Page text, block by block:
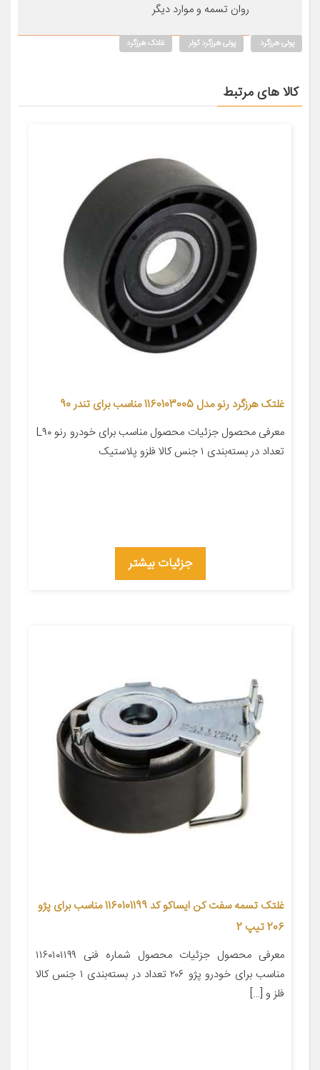
روان تسمه و موارد دیگر
پولی هرزگرد پولی هرزگرد کولر غلتک هرزگرد
کالا های مرتبط
غلتک هرزگرد رنو مدل 1160103005 مناسب برای تندر 90
معرفی محصول جزئیات محصول مناسب برای خودرو رنو L۹۰
تعداد در بسته‌بندی ۱ جنس کالا فلزو پلاستیک
جزئیات بیشتر
غلتک تسمه سفت کن ایساکو کد 1160101199 مناسب برای پژو
206 تیپ 2
معرفی محصول جزئیات محصول شماره فنی ۱۱۶۰۱۰۱۱۹۹
مناسب برای خودرو پژو ۲۰۶ تعداد در بسته‌بندی ۱ جنس کالا
فلز و […]